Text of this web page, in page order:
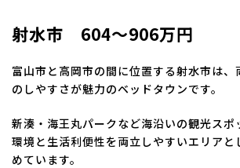
射水市 604～906万円
富山市と高岡市の間に位置する射水市は、
のしやすさが魅力のベッドタウンです。
新湊・海王丸パークなど海沿いの観光スポ
環境と生活利便性を両立しやすいエリアと
めています。